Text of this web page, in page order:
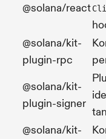
@solana/react
@solana/kit-
plugin-rpc
@solana/kit-
plugin-signer
@solana/kit-